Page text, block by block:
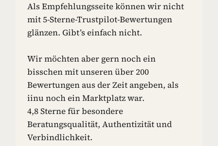
K
M
A
T
E
N
I
D
E
E
N
F
Als Empfehlungsseite können wir nicht
mit 5-Sterne-Trustpilot-Bewertungen
glänzen. Gibt’s einfach nicht.
Wir möchten aber gern noch ein
bisschen mit unseren über 200
Bewertungen aus der Zeit angeben, als
iinu noch ein Marktplatz war.
4,8 Sterne für besondere
Beratungsqualität, Authentizität und
Verbindlichkeit.